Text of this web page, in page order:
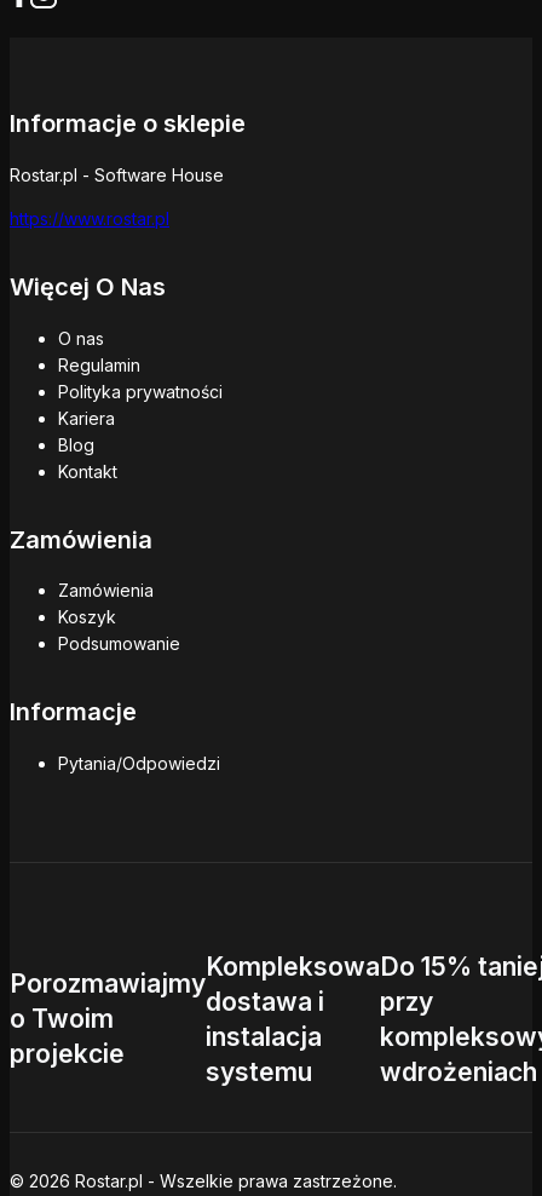
Informacje o sklepie
Rostar.pl - Software House
https://www.rostar.pl
Więcej O Nas
O nas
Regulamin
Polityka prywatności
Kariera
Blog
Kontakt
Zamówienia
Zamówienia
Koszyk
Podsumowanie
Informacje
Pytania/Odpowiedzi
Porozmawiajmy
o Twoim
projekcie
Kompleksowa
dostawa i
instalacja
systemu
Do 15%
przy
wdrożeniach
© 2026 Rostar.pl - Wszelkie prawa zastrzeżone.